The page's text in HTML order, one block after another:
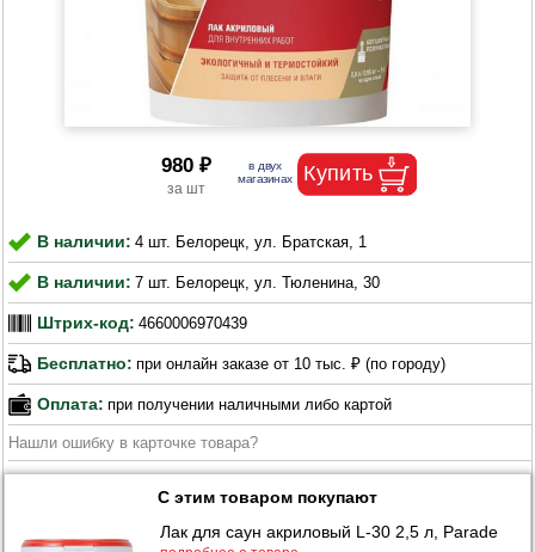
980 ₽
В наличии: 4 шт. Белорецк, ул. Братская, 1
В наличии: 7 шт. Белорецк, ул. Тюленина, 30
Штрих-код: 4660006970439
Бесплатно: при онлайн заказе от 10 тыс. ₽ (по городу)
Оплата: при получении наличными либо картой
Нашли ошибку в карточке товара?
С этим товаром покупают
Лак для саун акриловый L-30 2,5 л, Parade